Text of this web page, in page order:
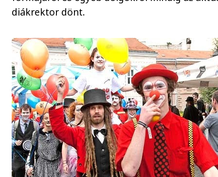
diákrektor dönt.